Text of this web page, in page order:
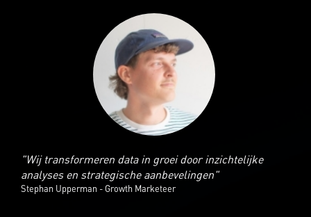
"Wij transformeren data in groei door inzichtelijke
analyses en strategische aanbevelingen"
Stephan Upperman - Growth Marketeer